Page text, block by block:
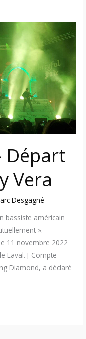
Départ
Vera
Desgagné
bassiste américain
».
11 novembre 2022
Laval. [ Compte-
Diamond, a déclaré